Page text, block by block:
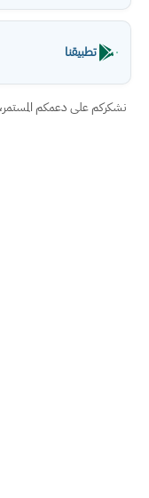
تطبيقنا
نشكركم على دعمكم